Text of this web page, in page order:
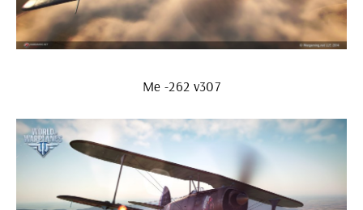
Me -262 v307